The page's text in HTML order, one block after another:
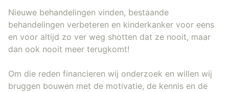
Nieuwe behandelingen vinden, bestaande
behandelingen verbeteren en kinderkanker voor eens
en voor altijd zo ver weg shotten dat ze nooit, maar
dan ook nooit meer terugkomt!
Om die reden financieren wij onderzoek en willen wij
bruggen bouwen met de motivatie, de kennis en de